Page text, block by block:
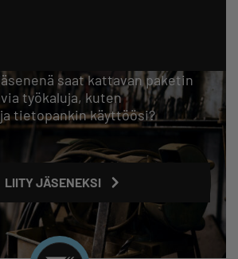
saat kattavan paketin
työkaluja, kuten
tietopankin käyttöösi?
LIITY JÄSENEKSI